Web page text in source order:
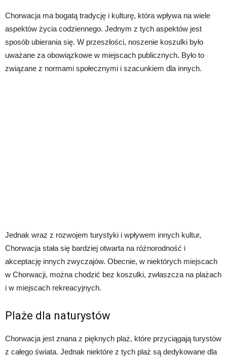
Chorwacja ma bogatą tradycję i kulturę, która wpływa na wiele
aspektów życia codziennego. Jednym z tych aspektów jest
sposób ubierania się. W przeszłości, noszenie koszulki było
uważane za obowiązkowe w miejscach publicznych. Było to
związane z normami społecznymi i szacunkiem dla innych.
Jednak wraz z rozwojem turystyki i wpływem innych kultur,
Chorwacja stała się bardziej otwarta na różnorodność i
akceptację innych zwyczajów. Obecnie, w niektórych miejscach
w Chorwacji, można chodzić bez koszulki, zwłaszcza na plażach
i w miejscach rekreacyjnych.
Plaże dla naturystów
Chorwacja jest znana z pięknych plaż, które przyciągają turystów
z całego świata. Jednak niektóre z tych plaż są dedykowane dla